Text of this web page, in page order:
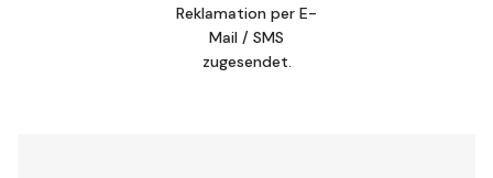
Reklamation per E-
Mail / SMS
zugesendet.